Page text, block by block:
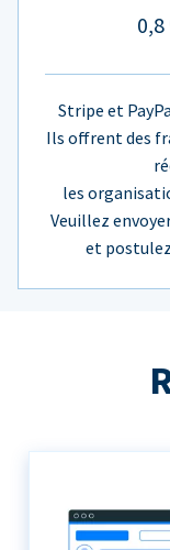
Stripe et
Ils offrent des
les
Veuillez
et